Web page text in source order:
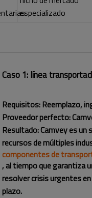
especializado
Caso 1: línea
Requisitos: Reemplazo,
Proveedor perfecto:
Resultado: Camvey es un
recursos de múltiples
componentes de
, al tiempo que garantiza
resolver crisis urgentes
plazo.